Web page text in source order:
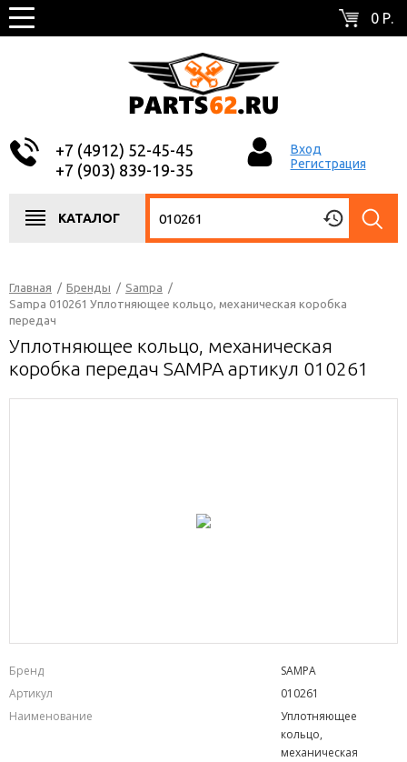
0 Р.
+7 (4912) 52-45-45
+7 (903) 839-19-35
Вход
Регистрация
КАТАЛОГ
Главная / Бренды / Sampa /
Sampa 010261 Уплотняющее кольцо, механическая коробка
передач
Уплотняющее кольцо, механическая
коробка передач SAMPA артикул 010261
Бренд
SAMPA
Артикул
010261
Наименование
Уплотняющее
кольцо,
механическая